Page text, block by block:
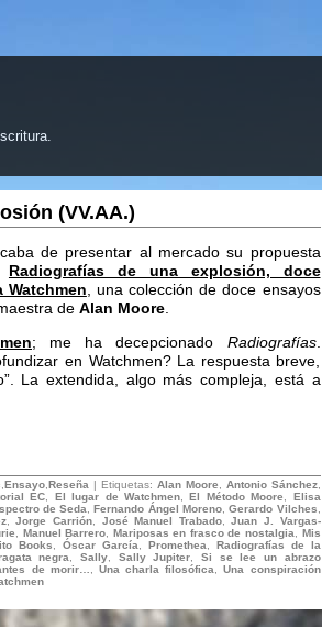
(VV.AA.)
de presentar al mercado su propuesta
Radiografías de una explosión, doce
, una colección de doce ensayos
de Alan Moore.
; me ha decepcionado Radiografías.
en Watchmen? La respuesta breve,
La extendida, algo más compleja, está a
,Ensayo ,Reseña | Etiquetas: Alan Moore Antonio Sánchez,
EC El lugar de Watchmen,El Método Moore
Elisa
de Seda ,Fernando Ángel Moreno,Gerardo Vilches
,Jorge Carrión José Manuel Trabado,Juan J. Vargas-
Manuel Barrero Mariposas en frasco de nostalgia
Mis
Books Óscar García Promethea
Radiografías de la
negra Sally, Sally Jupiter
Si se lee un abrazo
de morir…
Una charla filosófica ,Una conspiración